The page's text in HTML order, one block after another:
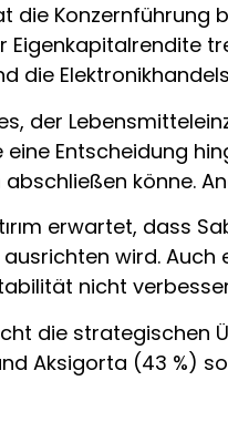
die
die
der
Entscheidung
könne.
erwartet, dass
wird.
nicht
die strategischen
Aksigorta (43 %)